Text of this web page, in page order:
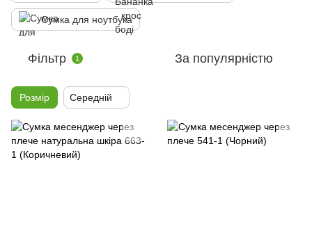
Сумка для ноутбука
Фільтр 1 За популярністю
Розмір Середній